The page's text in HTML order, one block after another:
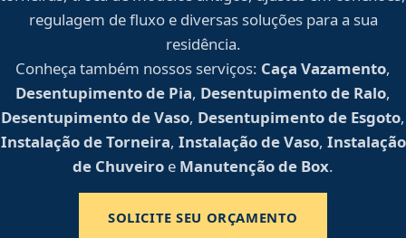
regulagem de fluxo e diversas soluções para a sua
residência.
Conheça também nossos serviços: Caça Vazamento,
Desentupimento de Pia, Desentupimento de Ralo,
Desentupimento de Vaso, Desentupimento de Esgoto,
Instalação de Torneira, Instalação de Vaso, Instalação
de Chuveiro e Manutenção de Box.
SOLICITE SEU ORÇAMENTO